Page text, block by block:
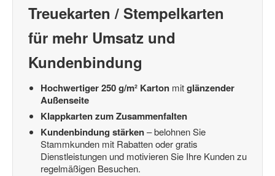
Treuekarten / Stempelkarten
für mehr Umsatz und
Kundenbindung
Hochwertiger 250 g/m² Karton mitglänzender
Außenseite
Klappkarten zum Zusammenfalten
Kundenbindung stärken– belohnen Sie
Stammkunden mit Rabatten oder gratis
Dienstleistungen und motivieren Sie Ihre Kunden zu
regelmäßigen Besuchen.